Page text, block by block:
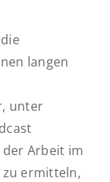
langen
unter
der Arbeit im
zu ermitteln,